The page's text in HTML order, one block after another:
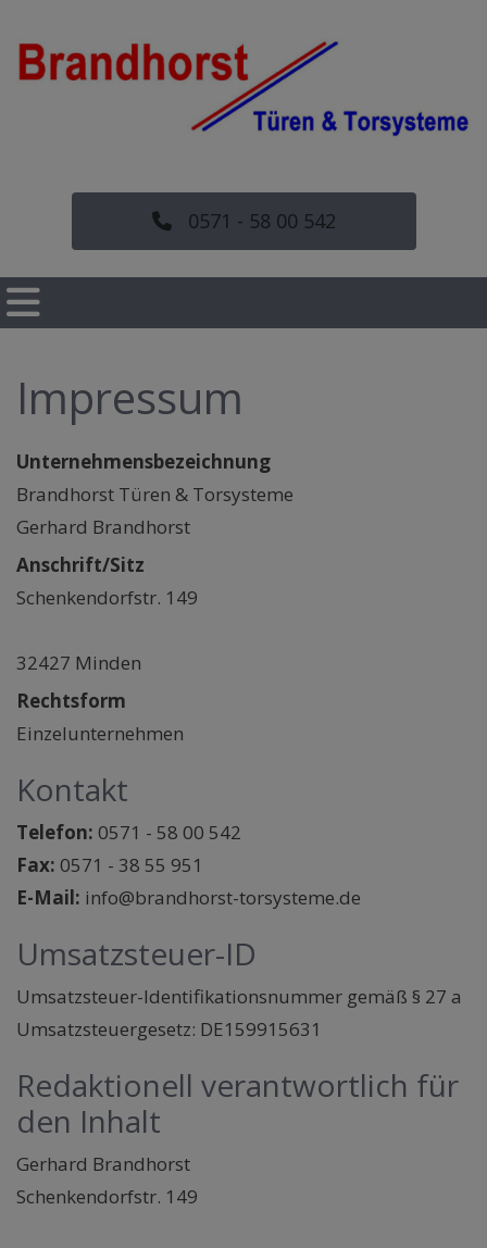
0571 - 58 00 542
Impressum
Unternehmensbezeichnung
Brandhorst Türen & Torsysteme
Gerhard Brandhorst
Anschrift/Sitz
Schenkendorfstr. 149
32427 Minden
Rechtsform
Einzelunternehmen
Kontakt
Telefon: 0571 - 58 00 542
Fax: 0571 - 38 55 951
E-Mail: info@brandhorst-torsysteme.de
Umsatzsteuer-ID
Umsatzsteuer-Identifikationsnummer gemäß § 27 a
Umsatzsteuergesetz: DE159915631
Redaktionell verantwortlich für
den Inhalt
Gerhard Brandhorst
Schenkendorfstr. 149